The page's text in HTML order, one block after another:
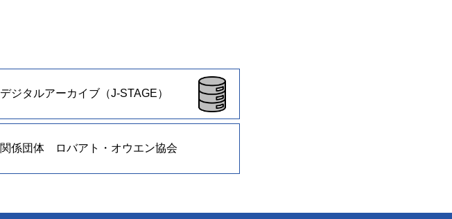
デジタルアーカイブ（J-STAGE）
関係団体 ロバアト・オウエン協会